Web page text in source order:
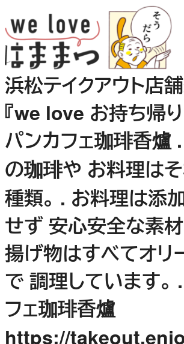
容
を
ス
キ
ッ
プ
浜松テイクアウト店
『we love お持ち帰
パンカフェ珈琲香爐
の珈琲や お料理は
種類。 . お料理は添
せず 安心安全な素材
揚げ物はすべてオリ
で 調理しています。
フェ珈琲香爐
https://